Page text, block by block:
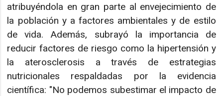
atribuyéndola en gran parte al envejecimiento de
la población y a factores ambientales y de estilo
de vida. Además, subrayó la importancia de
reducir factores de riesgo como la hipertensión y
la aterosclerosis a través de estrategias
nutricionales respaldadas por la evidencia
científica: "No podemos subestimar el impacto de